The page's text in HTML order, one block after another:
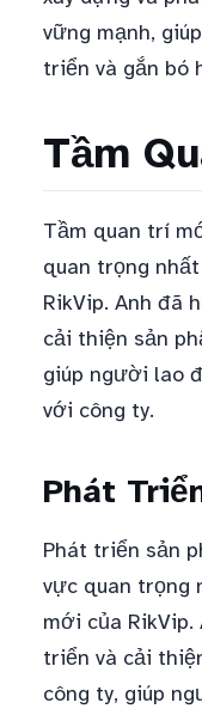
vững mạnh,
triển và gắn bó
Tầm
Tầm quan trí
quan trọng
RikVip. Anh đã
cải thiện sản
giúp người lao
với công ty.
Phát
Phát triển sản
vực quan trọng
mới của
triển và cải
công ty, giúp